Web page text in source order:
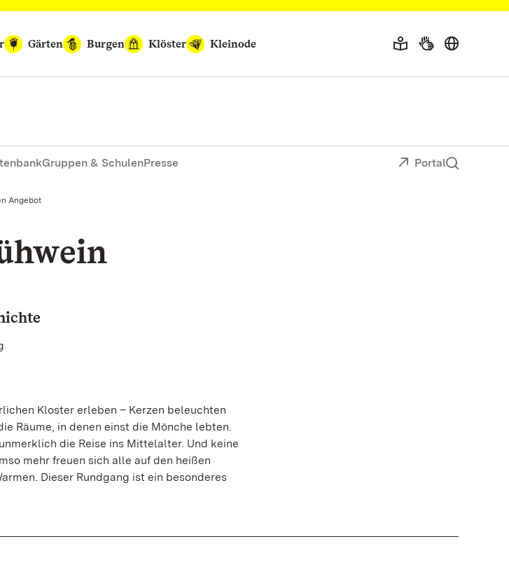
Gärten Burgen Klöster Kleinode
Gruppen & SchulenPresse Portal
Angebot
Kloster erleben – Kerzen beleuchten
Räume, in denen einst die Mönche lebten.
die Reise ins Mittelalter. Und keine
mehr freuen sich alle auf den heißen
Dieser Rundgang ist ein besonderes